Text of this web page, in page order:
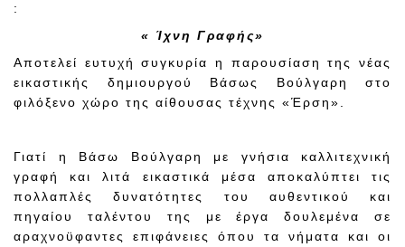
:
« Ίχνη Γραφής»
Αποτελεί ευτυχή συγκυρία η παρουσίαση της νέας
εικαστικής δημιουργού Βάσως Βούλγαρη στο
φιλόξενο χώρο της αίθουσας τέχνης «Έρση».
Γιατί η Βάσω Βούλγαρη με γνήσια καλλιτεχνική
γραφή και λιτά εικαστικά μέσα αποκαλύπτει τις
πολλαπλές δυνατότητες του αυθεντικού και
πηγαίου ταλέντου της με έργα δουλεμένα σε
αραχνοϋφαντες επιφάνειες όπου τα νήματα και οι